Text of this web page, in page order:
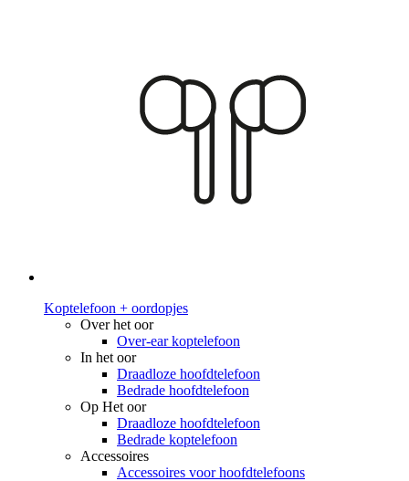
Koptelefoon + oordopjes
Over het oor
Over-ear koptelefoon
In het oor
Draadloze hoofdtelefoon
Bedrade hoofdtelefoon
Op Het oor
Draadloze hoofdtelefoon
Bedrade koptelefoon
Accessoires
Accessoires voor hoofdtelefoons